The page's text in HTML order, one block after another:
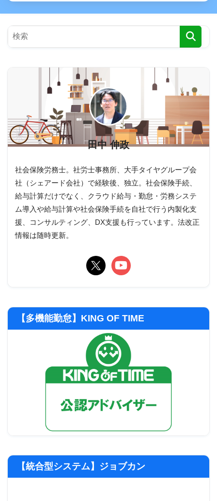
田中 伸政
社会保険労務士。社労士事務所、大手タイヤグループ会
社（シェアード会社）で経験後、独立。社会保険手続、
給与計算だけでなく、クラウド給与・勤怠・労務システ
ム導入や給与計算や社会保険手続を自社で行う内製化支
援、コンサルティング、DX支援も行っています。法改正
情報は随時更新。
【多機能勤怠】KING OF TIME
【統合型システム】ジョブカン